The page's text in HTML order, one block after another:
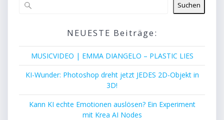
Suchen
NEUESTE Beiträge:
MUSICVIDEO | EMMA DIANGELO – PLASTIC LIES
KI-Wunder: Photoshop dreht jetzt JEDES 2D-Objekt in
3D!
Kann KI echte Emotionen auslösen? Ein Experiment
mit Krea AI Nodes